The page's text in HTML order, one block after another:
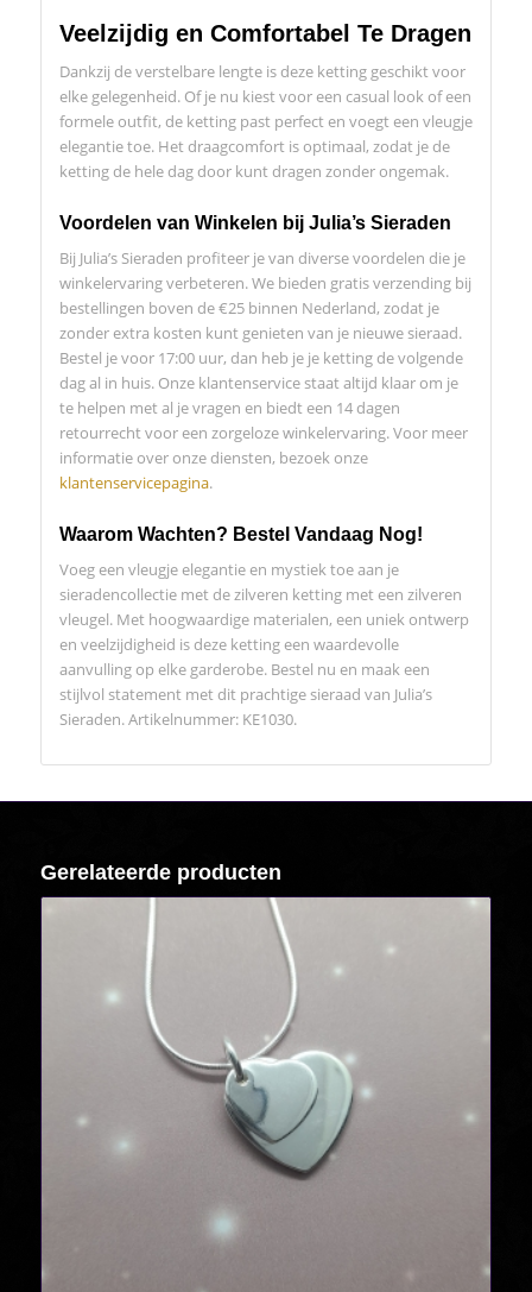
Veelzijdig en Comfortabel Te Dragen
Dankzij de verstelbare lengte is deze ketting geschikt voor
elke gelegenheid. Of je nu kiest voor een casual look of een
formele outfit, de ketting past perfect en voegt een vleugje
elegantie toe. Het draagcomfort is optimaal, zodat je de
ketting de hele dag door kunt dragen zonder ongemak.
Voordelen van Winkelen bij Julia’s Sieraden
Bij Julia’s Sieraden profiteer je van diverse voordelen die je
winkelervaring verbeteren. We bieden gratis verzending bij
bestellingen boven de €25 binnen Nederland, zodat je
zonder extra kosten kunt genieten van je nieuwe sieraad.
Bestel je voor 17:00 uur, dan heb je je ketting de volgende
dag al in huis. Onze klantenservice staat altijd klaar om je
te helpen met al je vragen en biedt een 14 dagen
retourrecht voor een zorgeloze winkelervaring. Voor meer
informatie over onze diensten, bezoek onze
klantenservicepagina.
Waarom Wachten? Bestel Vandaag Nog!
Voeg een vleugje elegantie en mystiek toe aan je
sieradencollectie met de zilveren ketting met een zilveren
vleugel. Met hoogwaardige materialen, een uniek ontwerp
en veelzijdigheid is deze ketting een waardevolle
aanvulling op elke garderobe. Bestel nu en maak een
stijlvol statement met dit prachtige sieraad van Julia’s
Sieraden. Artikelnummer: KE1030.
Gerelateerde producten